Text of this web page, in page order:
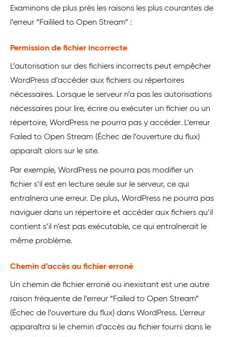
Examinons de plus près les raisons les plus courantes de
l’erreur “Faililed to Open Stream” :
Permission de fichier incorrecte
L’autorisation sur des fichiers incorrects peut empêcher
WordPress d’accéder aux fichiers ou répertoires
nécessaires. Lorsque le serveur n’a pas les autorisations
nécessaires pour lire, écrire ou exécuter un fichier ou un
répertoire, WordPress ne pourra pas y accéder. L’erreur
Failed to Open Stream (Échec de l’ouverture du flux)
apparaît alors sur le site.
Par exemple, WordPress ne pourra pas modifier un
fichier s’il est en lecture seule sur le serveur, ce qui
entraînera une erreur. De plus, WordPress ne pourra pas
naviguer dans un répertoire et accéder aux fichiers qu’il
contient s’il n’est pas exécutable, ce qui entraînerait le
même problème.
Chemin d’accès au fichier erroné
Un chemin de fichier erroné ou inexistant est une autre
raison fréquente de l’erreur “Failed to Open Stream”
(Échec de l’ouverture du flux) dans WordPress. L’erreur
apparaîtra si le chemin d’accès au fichier fourni dans le